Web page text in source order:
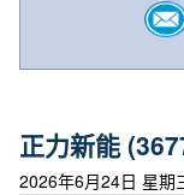
正力新能
2026年6月24日 星期